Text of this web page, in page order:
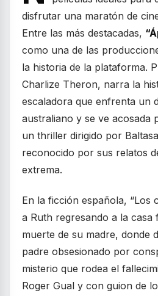
disfrutar una maratón de
Entre las más destacadas,
como una de las
la historia de la plataforma.
Charlize Theron, narra la
escaladora que enfrenta un
australiano y se ve acosada
un thriller dirigido por
reconocido por sus relatos
extrema.
En la ficción española, “Los
a Ruth regresando a la casa
muerte de su madre, donde
padre obsesionado por
misterio que rodea el
Roger Gual y con guion de